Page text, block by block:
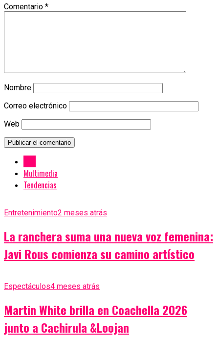
Comentario *
Nombre
Correo electrónico
Web
Multimedia
Tendencias
Entretenimiento2 meses atrás
La ranchera suma una nueva voz femenina:
Javi Rous comienza su camino artístico
Espectáculos4 meses atrás
Martin White brilla en Coachella 2026
junto a Cachirula &Loojan